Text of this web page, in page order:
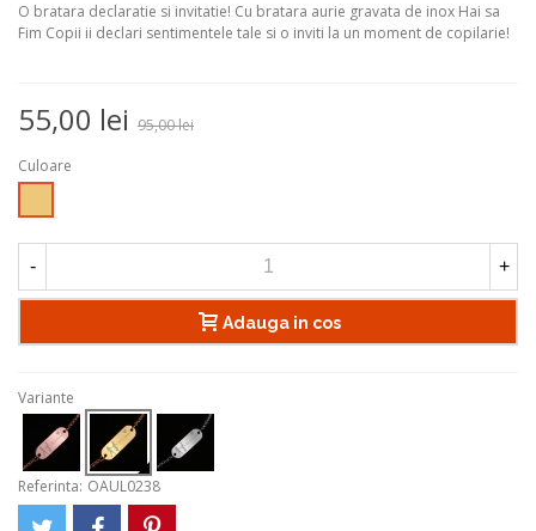
O bratara declaratie si invitatie! Cu bratara aurie gravata de inox Hai sa
Fim Copii ii declari sentimentele tale si o inviti la un moment de copilarie!
55,00 lei 95,00 lei
Culoare
- +
Adauga in cos
Variante
Referinta: OAUL0238